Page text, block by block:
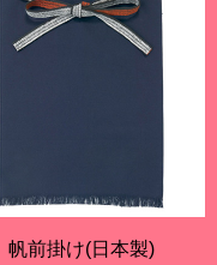
帆前掛け(日本製)